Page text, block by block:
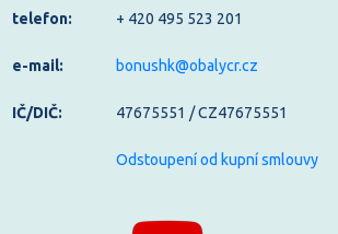
telefon: + 420 495 523 201
e-mail: bonushk@obalycr.cz
IČ/DIČ: 47675551 / CZ47675551
Odstoupení od kupní smlouvy